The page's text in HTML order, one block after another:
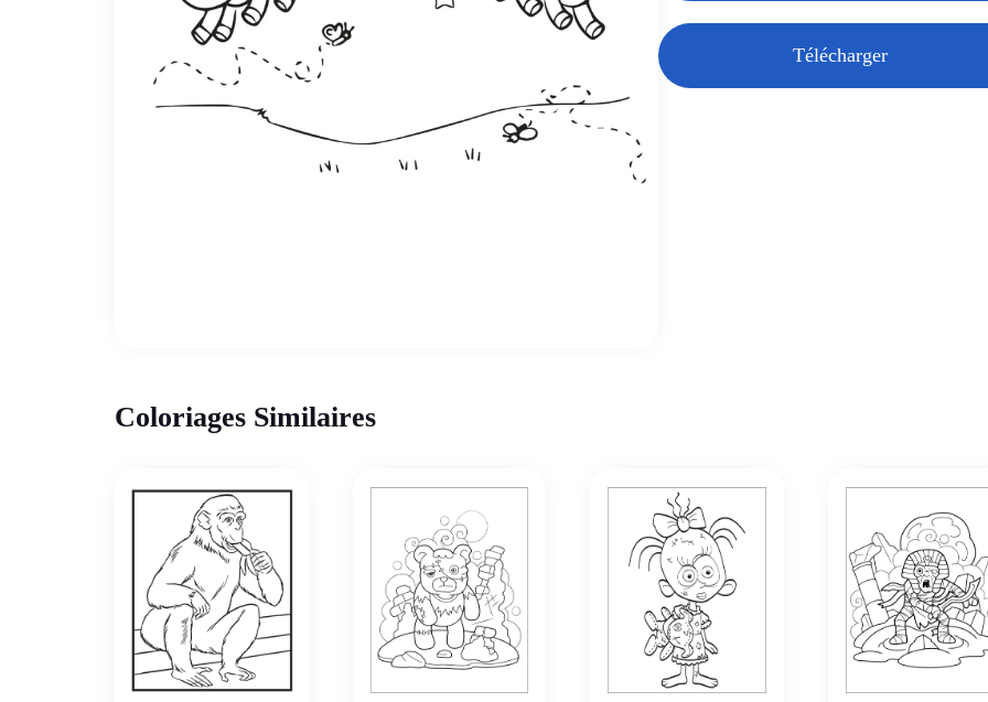
Télécharger
Coloriages Similaires